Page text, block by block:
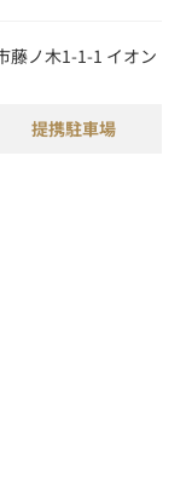
藤ノ木1-1-1 イオン
提携駐車場